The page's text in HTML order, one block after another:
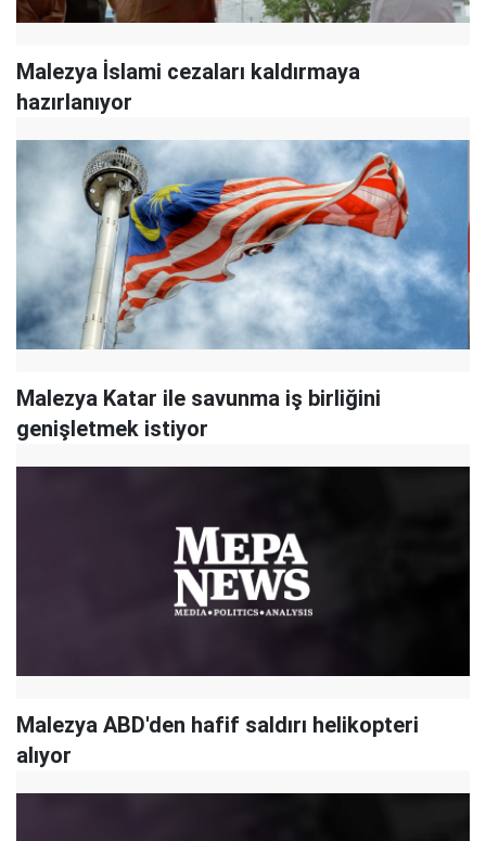
Malezya İslami cezaları kaldırmaya
hazırlanıyor
Malezya Katar ile savunma iş birliğini
genişletmek istiyor
Malezya ABD'den hafif saldırı helikopteri
alıyor